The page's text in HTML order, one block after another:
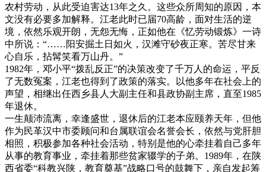
农村劳动，从此受迫害达13年之久。这些众所周知的原因，本
文没有必要多加解释。江老此时已届70高龄，面对生活的逆
境，依然乐观开朗，无怨无悔，正如他在《忆劳动锻炼》一诗
中所说：“……阳安掘土日如火，汉滩守砂夜正寒。苦尽甘来
心自乐，拈髯笑看万山丹。”
1982年，邓小平“拨乱反正”的决策改变了千万人的命运，平反
了无数冤案，江老也得到了政策的落实。以他多年在社会上的
声望，相继出任西乡县人大副主任和县政协副主席，直至1985
年退休。
一生颠沛流离，幸逢盛世，退休后的江老本应颐养天年，但他
作为民革汉中市委顾问和台属联谊会名誉会长，依然与党肝胆
相照，积极参加各种社会活动，特别是他的心牵挂着自己多年
从事的教育事业，牵挂着那些贫家辍学的子弟。1989年，在陕
西省委“科教兴陕，教育奠基”战略口号的鼓舞下，亲自发起筹